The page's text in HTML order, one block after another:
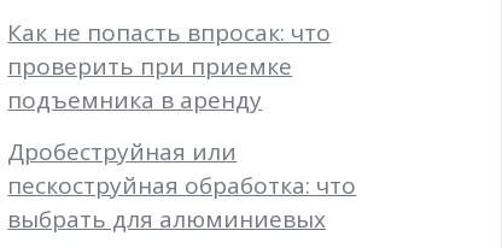
Как не попасть впросак: что
проверить при приемке
подъемника в аренду
Дробеструйная или
пескоструйная обработка: что
выбрать для алюминиевых